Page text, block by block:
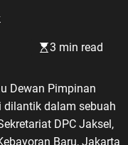
3 min read
Dewan Pimpinan
dilantik dalam sebuah
DPC Jaksel,
Baru, Jakarta